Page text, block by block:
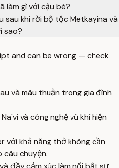
làm gì với cậu bé?
sau khi rời bộ tộc Metkayina và
sao?
and can be wrong — check
và mâu thuẫn trong gia đình
và công nghệ vũ khí hiện
với khả năng thở không cần
câu chuyện.
đầy cảm xúc làm nổi bật sự